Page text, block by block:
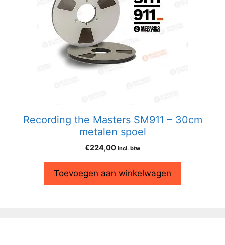
Recording the Masters SM911 – 30cm
metalen spoel
€224,00 incl. btw
Toevoegen aan winkelwagen